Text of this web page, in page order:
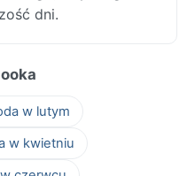
dni.
w lutym
w kwietniu